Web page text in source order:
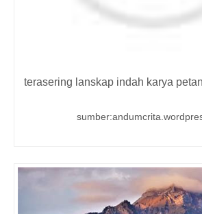
terasering lanskap indah karya